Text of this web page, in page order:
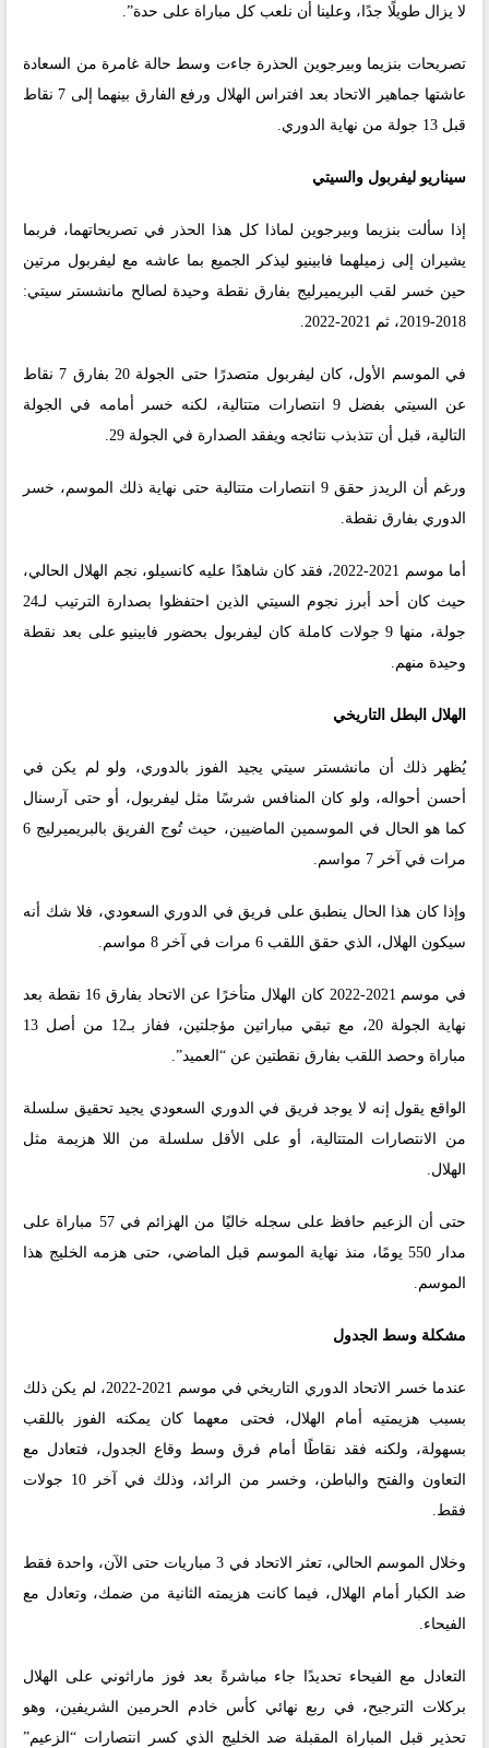
لا يزال طويلًا جدًا، وعلينا أن نلعب كل مباراة على حدة”.
تصريحات بنزيما وبيرجوين الحذرة جاءت وسط حالة غامرة من السعادة
عاشتها جماهير الاتحاد بعد افتراس الهلال ورفع الفارق بينهما إلى 7 نقاط
قبل 13 جولة من نهاية الدوري.
سيناريو ليفربول والسيتي
إذا سألت بنزيما وبيرجوين لماذا كل هذا الحذر في تصريحاتهما، فربما
يشيران إلى زميلهما فابينيو ليذكر الجميع بما عاشه مع ليفربول مرتين
حين خسر لقب البريميرليج بفارق نقطة وحيدة لصالح مانشستر سيتي:
2018-2019، ثم 2021-2022.
في الموسم الأول، كان ليفربول متصدرًا حتى الجولة 20 بفارق 7 نقاط
عن السيتي بفضل 9 انتصارات متتالية، لكنه خسر أمامه في الجولة
التالية، قبل أن تتذبذب نتائجه ويفقد الصدارة في الجولة 29.
ورغم أن الريدز حقق 9 انتصارات متتالية حتى نهاية ذلك الموسم، خسر
الدوري بفارق نقطة.
أما موسم 2021-2022، فقد كان شاهدًا عليه كانسيلو، نجم الهلال الحالي،
حيث كان أحد أبرز نجوم السيتي الذين احتفظوا بصدارة الترتيب لـ24
جولة، منها 9 جولات كاملة كان ليفربول بحضور فابينيو على بعد نقطة
وحيدة منهم.
الهلال البطل التاريخي
يُظهر ذلك أن مانشستر سيتي يجيد الفوز بالدوري، ولو لم يكن في
أحسن أحواله، ولو كان المنافس شرسًا مثل ليفربول، أو حتى آرسنال
كما هو الحال في الموسمين الماضيين، حيث تُوج الفريق بالبريميرليج 6
مرات في آخر 7 مواسم.
وإذا كان هذا الحال ينطبق على فريق في الدوري السعودي، فلا شك أنه
سيكون الهلال، الذي حقق اللقب 6 مرات في آخر 8 مواسم.
في موسم 2021-2022 كان الهلال متأخرًا عن الاتحاد بفارق 16 نقطة بعد
نهاية الجولة 20، مع تبقي مباراتين مؤجلتين، ففاز بـ12 من أصل 13
مباراة وحصد اللقب بفارق نقطتين عن “العميد”.
الواقع يقول إنه لا يوجد فريق في الدوري السعودي يجيد تحقيق سلسلة
من الانتصارات المتتالية، أو على الأقل سلسلة من اللا هزيمة مثل
الهلال.
حتى أن الزعيم حافظ على سجله خاليًا من الهزائم في 57 مباراة على
مدار 550 يومًا، منذ نهاية الموسم قبل الماضي، حتى هزمه الخليج هذا
الموسم.
مشكلة وسط الجدول
عندما خسر الاتحاد الدوري التاريخي في موسم 2021-2022، لم يكن ذلك
بسبب هزيمتيه أمام الهلال، فحتى معهما كان يمكنه الفوز باللقب
بسهولة، ولكنه فقد نقاطًا أمام فرق وسط وقاع الجدول، فتعادل مع
التعاون والفتح والباطن، وخسر من الرائد، وذلك في آخر 10 جولات
فقط.
وخلال الموسم الحالي، تعثر الاتحاد في 3 مباريات حتى الآن، واحدة فقط
ضد الكبار أمام الهلال، فيما كانت هزيمته الثانية من ضمك، وتعادل مع
الفيحاء.
التعادل مع الفيحاء تحديدًا جاء مباشرةً بعد فوز ماراثوني على الهلال
بركلات الترجيح، في ربع نهائي كأس خادم الحرمين الشريفين، وهو
تحذير قبل المباراة المقبلة ضد الخليج الذي كسر انتصارات “الزعيم”